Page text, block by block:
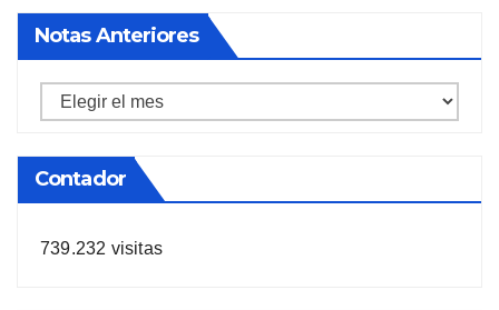
Notas Anteriores
Notas
Contador
739.232 visitas